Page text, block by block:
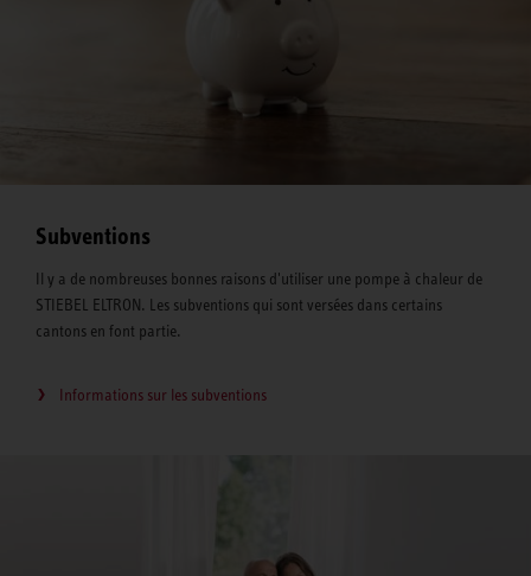
Subventions
Il y a de nombreuses bonnes raisons d'utiliser une pompe à chaleur de
STIEBEL ELTRON. Les subventions qui sont versées dans certains
cantons en font partie.
Informations sur les subventions